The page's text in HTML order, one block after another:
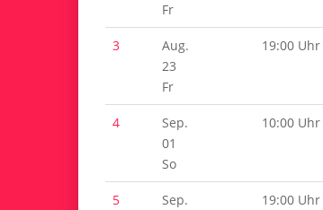
Fr
3
Aug.
23
Fr
19:00 Uhr
4
Sep.
01
So
10:00 Uhr
5
Sep.
19:00 Uhr